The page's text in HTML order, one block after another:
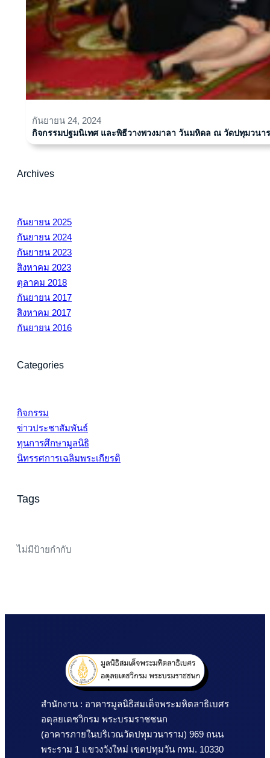
กันยายน 24, 2024
กิจกรรมปฐมนิเทศ และพิธีวางพวงมาลา วันมหิดล ณ วัดปทุมวนา
Archives
กันยายน 2025
กันยายน 2024
กันยายน 2023
สิงหาคม 2023
ตุลาคม 2018
กันยายน 2017
สิงหาคม 2017
กันยายน 2016
Categories
กิจกรรม
ข่าวประชาสัมพันธ์
ทุนการศึกษามูลนิธิ
นิทรรศการเฉลิมพระเกียรติ
Tags
ไม่มีป้ายกำกับ
สำนักงาน : อาคารมูลนิธิสมเด็จพระมหิตลาธิเบศร
อดุลยเดชวิกรม พระบรมราชชนก
(อาคารภายในบริเวณวัดปทุมวนาราม) 969 ถนน
พระราม 1 แขวงวังใหม่ เขตปทุมวัน กทม. 10330